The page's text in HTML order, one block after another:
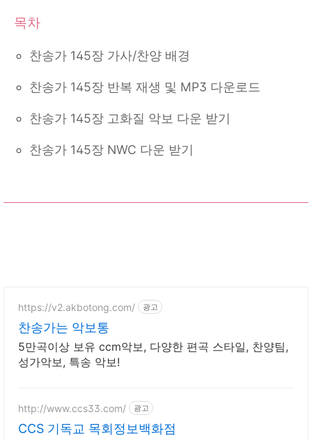
찬송가 145장 가사/찬양 배경
찬송가 145장 반복 재생 및 MP3 다운로드
찬송가 145장 고화질 악보 다운 받기
찬송가 145장 NWC 다운 받기
https://v2.akbotong.com/ 광고
찬송가는 악보통
5만곡이상 보유 ccm악보, 다양한 편곡 스타일, 찬양팀,
성가악보, 특송 악보!
http://www.ccs33.com/ 광고
CCS 기독교 목회정보백화점